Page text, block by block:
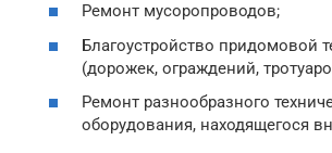
Ремонт мусоропроводов;
Благоустройство придомовой
(дорожек, ограждений,
Ремонт разнообразного
оборудования, находящегося